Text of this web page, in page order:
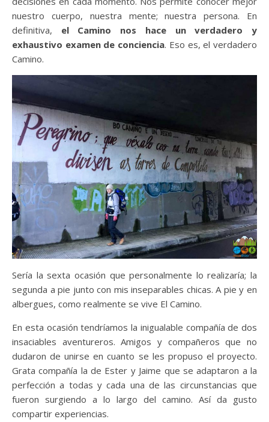
nuestro cuerpo, nuestra mente; nuestra persona. En
definitiva, el Camino nos hace un verdadero y
exhaustivo examen de conciencia. Eso es, el verdadero
Camino.
Sería la sexta ocasión que personalmente lo realizaría; la
segunda a pie junto con mis inseparables chicas. A pie y en
albergues, como realmente se vive El Camino.
En esta ocasión tendríamos la inigualable compañía de dos
insaciables aventureros. Amigos y compañeros que no
dudaron de unirse en cuanto se les propuso el proyecto.
Grata compañía la de Ester y Jaime que se adaptaron a la
perfección a todas y cada una de las circunstancias que
fueron surgiendo a lo largo del camino. Así da gusto
compartir experiencias.